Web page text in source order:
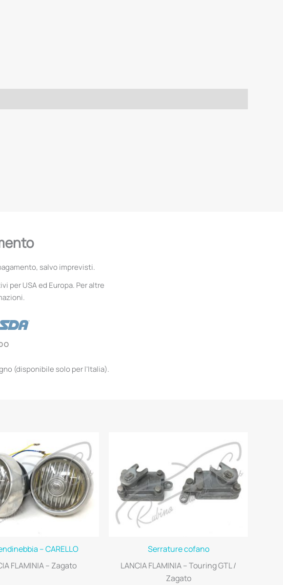
salvo imprevisti.
per USA ed Europa. Per altre
(disponibile solo per l'Italia).
– CARELLO
FLAMINIA – Zagato
Serrature cofano
LANCIA FLAMINIA – Touring GTL /
Zagato